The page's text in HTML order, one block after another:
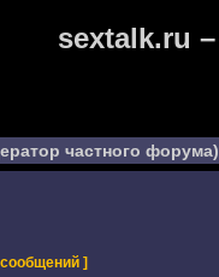
sextalk.ru –
частного форума)
]